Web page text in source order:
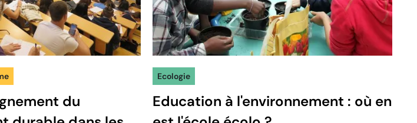
du
Ecologie
Education à l'environnement : où en